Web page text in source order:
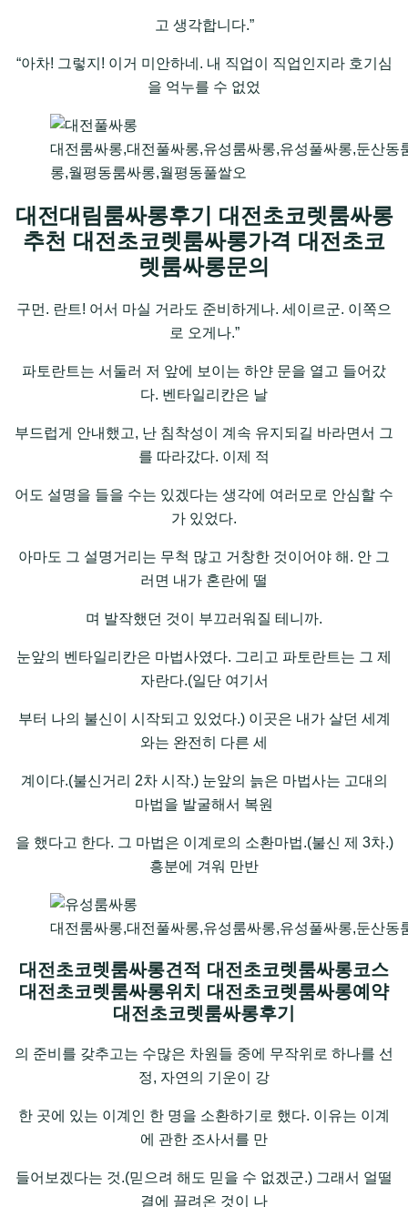
고 생각합니다.”
“아차! 그렇지! 이거 미안하네. 내 직업이 직업인지라 호기심
을 억누를 수 없었
대전룸싸롱,대전풀싸롱,유성룸싸롱,유성풀싸롱,둔산동
롱,월평동룸싸롱,월평동풀쌀오
대전대림룸싸롱후기 대전초코렛룸싸롱
추천 대전초코렛룸싸롱가격 대전초코
렛룸싸롱문의
구먼. 란트! 어서 마실 거라도 준비하게나. 세이르군. 이쪽으
로 오게나.”
파토란트는 서둘러 저 앞에 보이는 하얀 문을 열고 들어갔
다. 벤타일리칸은 날
부드럽게 안내했고, 난 침착성이 계속 유지되길 바라면서 그
를 따라갔다. 이제 적
어도 설명을 들을 수는 있겠다는 생각에 여러모로 안심할 수
가 있었다.
아마도 그 설명거리는 무척 많고 거창한 것이어야 해. 안 그
러면 내가 혼란에 떨
며 발작했던 것이 부끄러워질 테니까.
눈앞의 벤타일리칸은 마법사였다. 그리고 파토란트는 그 제
자란다.(일단 여기서
부터 나의 불신이 시작되고 있었다.) 이곳은 내가 살던 세계
와는 완전히 다른 세
계이다.(불신거리 2차 시작.) 눈앞의 늙은 마법사는 고대의
마법을 발굴해서 복원
을 했다고 한다. 그 마법은 이계로의 소환마법.(불신 제 3차.)
흥분에 겨워 만반
대전룸싸롱,대전풀싸롱,유성룸싸롱,유성풀싸롱,둔산
대전초코렛룸싸롱견적 대전초코렛룸싸롱코스
대전초코렛룸싸롱위치 대전초코렛룸싸롱예약
대전초코렛룸싸롱후기
의 준비를 갖추고는 수많은 차원들 중에 무작위로 하나를 선
정, 자연의 기운이 강
한 곳에 있는 이계인 한 명을 소환하기로 했다. 이유는 이계
에 관한 조사서를 만
들어보겠다는 것.(믿으려 해도 믿을 수 없겠군.) 그래서 얼떨
결에 끌려온 것이 나